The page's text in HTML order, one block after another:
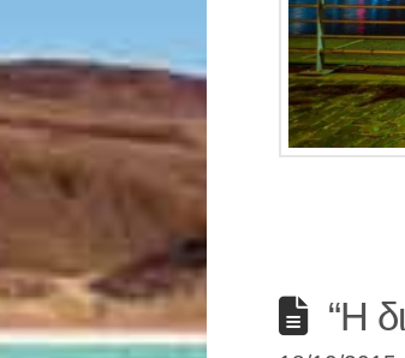
“Η